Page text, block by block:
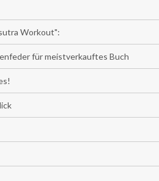
Workout":
für meistverkauftes Buch